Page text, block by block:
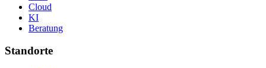
Cloud
KI
Beratung
Standorte